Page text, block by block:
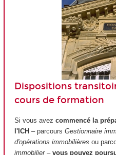
Dispositions
cours de formation
Si vous avez commencé la
l'ICH – parcours Gestionnaire
d'opérations immobilières ou
immobilier – vous pouvez